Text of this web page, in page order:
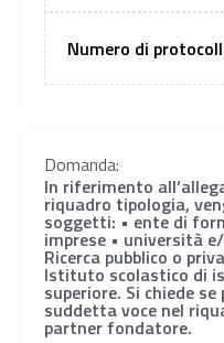
Numero di
Domanda:
In riferimento
riquadro tipologia,
soggetti: • ente di
imprese • università
Ricerca pubblico o
Istituto scolastico di
superiore. Si chiede
suddetta voce nel
partner fondatore.